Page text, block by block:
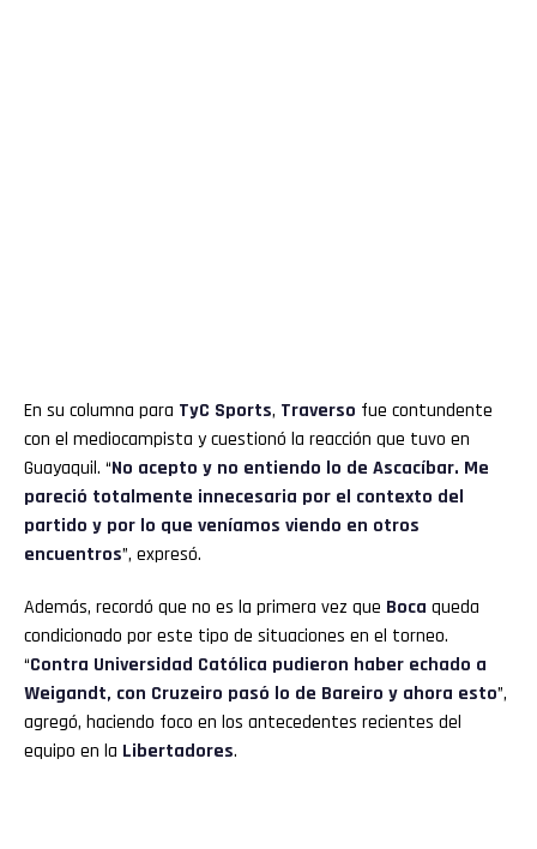
En su columna para TyC Sports, Traverso fue contundente
con el mediocampista y cuestionó la reacción que tuvo en
Guayaquil. “No acepto y no entiendo lo de Ascacíbar. Me
pareció totalmente innecesaria por el contexto del
partido y por lo que veníamos viendo en otros
encuentros”, expresó.
Además, recordó que no es la primera vez que Boca queda
condicionado por este tipo de situaciones en el torneo.
“Contra Universidad Católica pudieron haber echado a
Weigandt, con Cruzeiro pasó lo de Bareiro y ahora esto”,
agregó, haciendo foco en los antecedentes recientes del
equipo en la Libertadores.